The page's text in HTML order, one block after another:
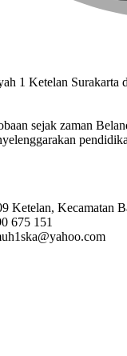
1 Ketelan Surakarta
sejak zaman
Ketelan, Kecamatan
675 151